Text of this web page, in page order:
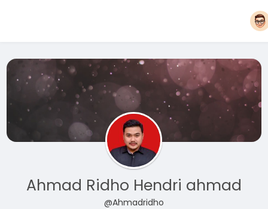
Ahmad Ridho Hendri ahmad
@Ahmadridho